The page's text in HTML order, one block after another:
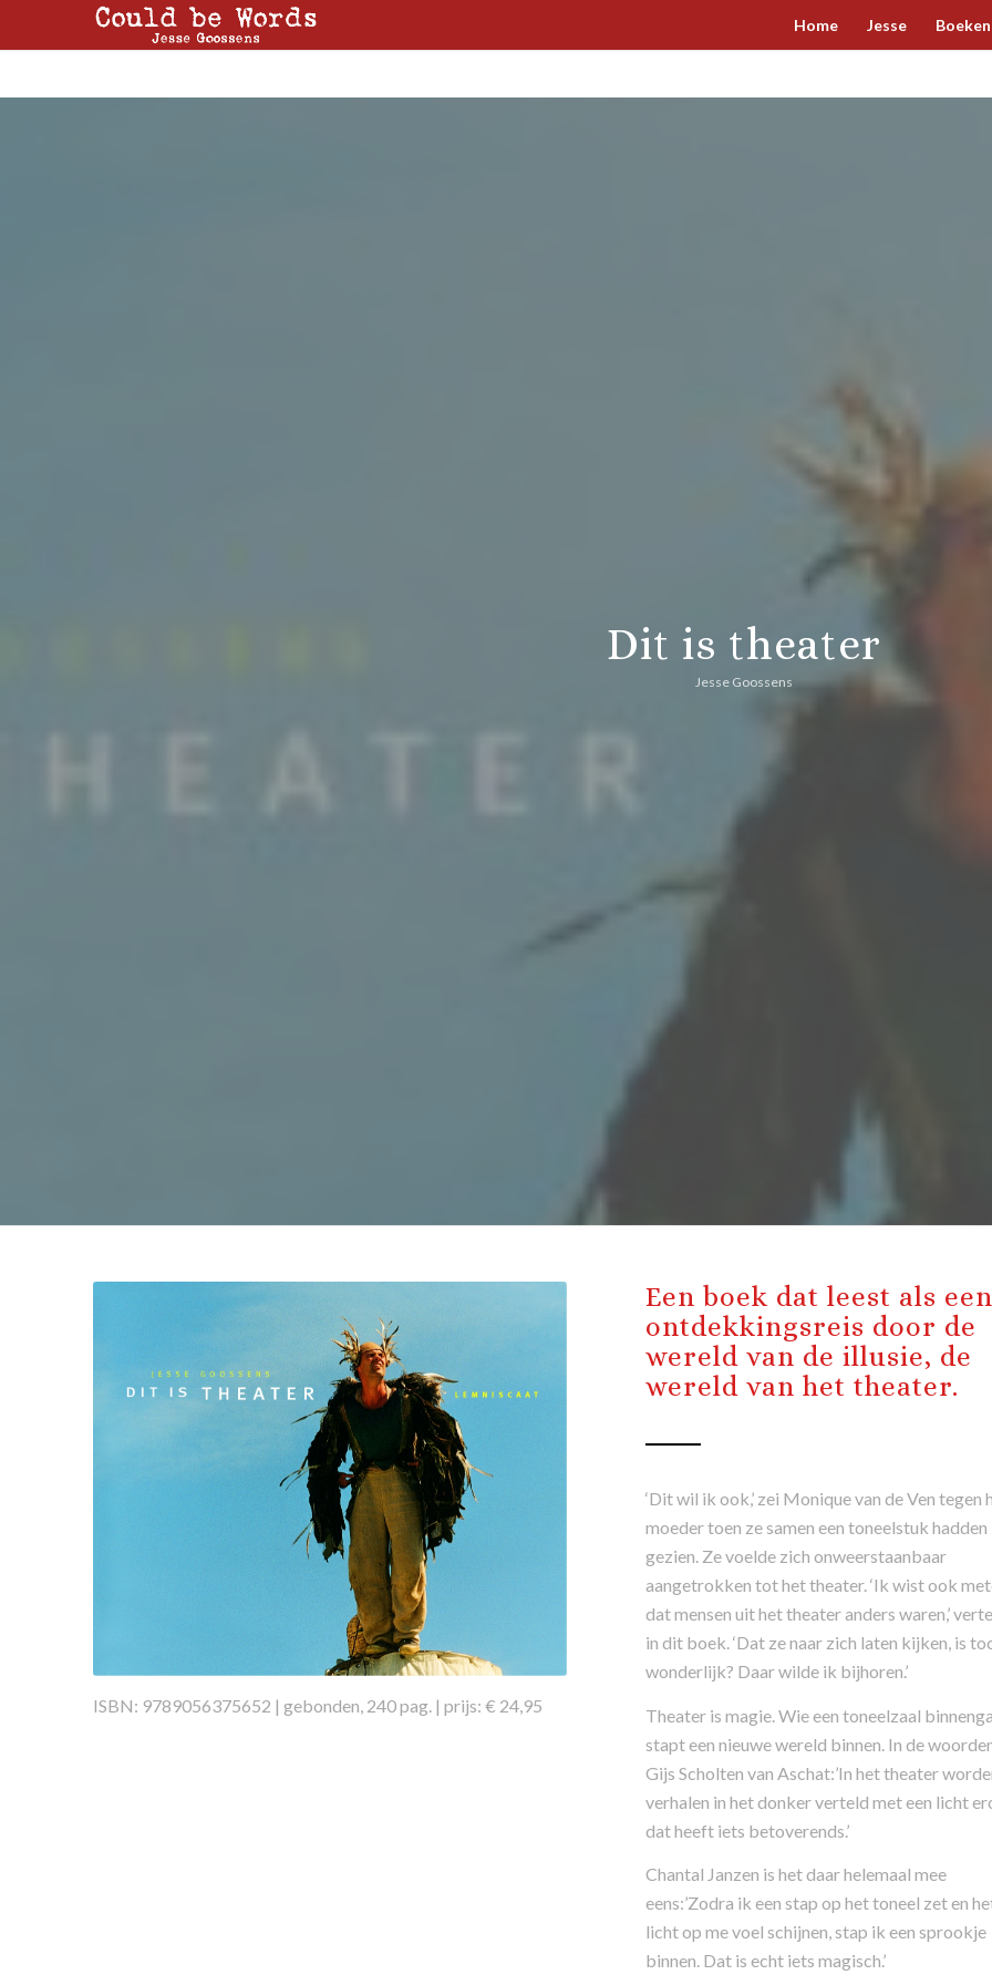
Home Jesse Boeken
Dit is theater
Jesse Goossens
ISBN: 9789056375652 | gebonden, 240 pag. | prijs: € 24,95
Een boek dat leest als een
ontdekkingsreis door de
wereld van de illusie, de
wereld van het theater.
‘Dit wil ik ook,’ zei Monique van de Ven tegen
moeder toen ze samen een toneelstuk hadden
gezien. Ze voelde zich onweerstaanbaar
aangetrokken tot het theater. ‘Ik wist ook
dat mensen uit het theater anders waren,’
in dit boek. ‘Dat ze naar zich laten kijken, is
wonderlijk? Daar wilde ik bijhoren.’
Theater is magie. Wie een toneelzaal
stapt een nieuwe wereld binnen. In de
Gijs Scholten van Aschat:’In het theater
verhalen in het donker verteld met een licht
dat heeft iets betoverends.’
Chantal Janzen is het daar helemaal mee
eens:’Zodra ik een stap op het toneel zet en
licht op me voel schijnen, stap ik een sprookje
binnen. Dat is echt iets magisch.’